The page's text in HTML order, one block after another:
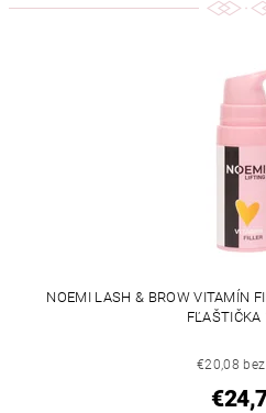
NOEMI LASH & BROW VITAMÍN
FĽAŠTIČKA
€20,08 bez